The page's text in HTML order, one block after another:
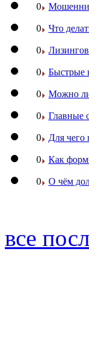
0
0 Что
0
0 Быстрые
0 Можно ли
0 Главные
0 Для чего
0 Как
0 О чём
все